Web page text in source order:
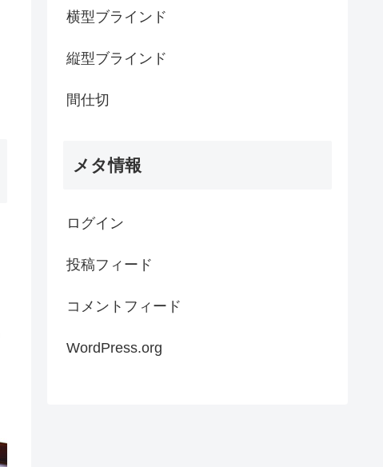
横型ブラインド
縦型ブラインド
間仕切
メタ情報
ログイン
投稿フィード
コメントフィード
WordPress.org